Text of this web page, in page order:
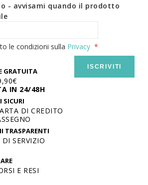
- avvisami quando il prodotto
le condizioni sulla Privacy
ISCRIVITI
GRATUITA
IN 24/48H
SICURI
DI CREDITO
TRASPARENTI
SERVIZIO
E RESI